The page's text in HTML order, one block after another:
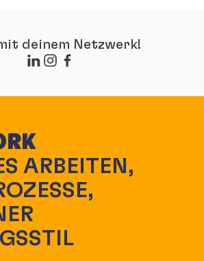
deinem Netzwerk!
ARBEITEN,